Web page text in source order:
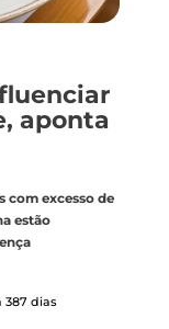
aponta
com excesso de
estão
387 dias